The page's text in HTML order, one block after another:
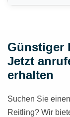
Günstiger
Jetzt
erhalten
Suchen Sie
Reitling? Wir